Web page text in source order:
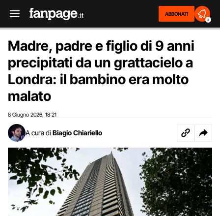
ABBONATI
2
Madre, padre e figlio di 9 anni
precipitati da un grattacielo a
Londra: il bambino era molto
malato
8 Giugno 2026 18:21
A cura di Biagio Chiariello